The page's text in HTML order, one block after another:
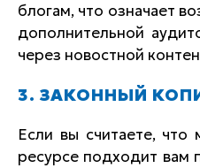
блогам, что означает
дополнительной
через новостной
3. ЗАКОННЫЙ
Если вы считаете, что
ресурсе подходит вам